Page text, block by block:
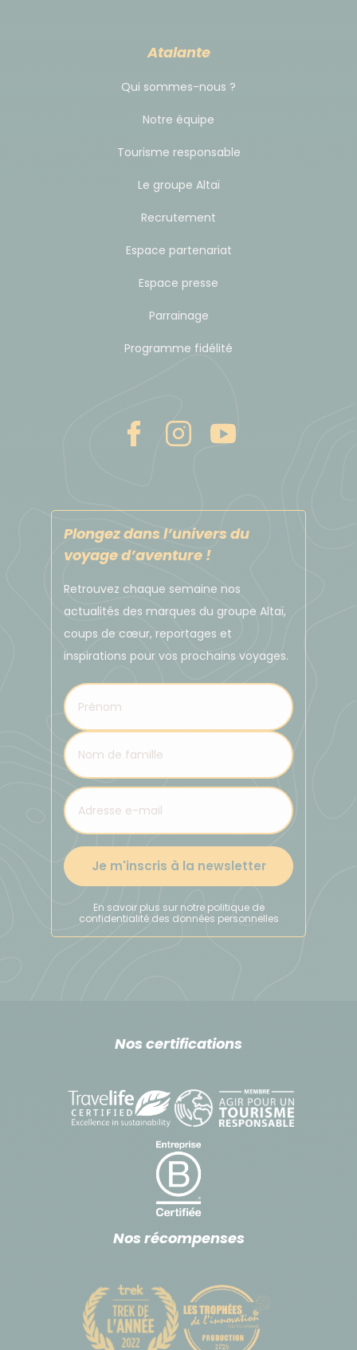
Atalante
Qui sommes-nous ?
Notre équipe
Tourisme responsable
Le groupe Altaï
Recrutement
Espace partenariat
Espace presse
Parrainage
Programme fidélité
Plongez dans l’univers du
voyage d’aventure !
Retrouvez chaque semaine nos
actualités des marques du groupe Altaï,
coups de cœur, reportages et
inspirations pour vos prochains voyages.
Je m'inscris à la newsletter
En savoir plus sur notre politique de
confidentialité des données personnelles
Nos certifications
Nos récompenses